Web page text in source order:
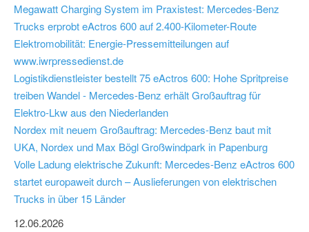
Megawatt Charging System im Praxistest: Mercedes-Benz
Trucks erprobt eActros 600 auf 2.400-Kilometer-Route
Elektromobilität: Energie-Pressemitteilungen auf
www.iwrpressedienst.de
Logistikdienstleister bestellt 75 eActros 600: Hohe Spritpreise
treiben Wandel - Mercedes-Benz erhält Großauftrag für
Elektro-Lkw aus den Niederlanden
Nordex mit neuem Großauftrag: Mercedes-Benz baut mit
UKA, Nordex und Max Bögl Großwindpark in Papenburg
Volle Ladung elektrische Zukunft: Mercedes-Benz eActros 600
startet europaweit durch – Auslieferungen von elektrischen
Trucks in über 15 Länder
12.06.2026